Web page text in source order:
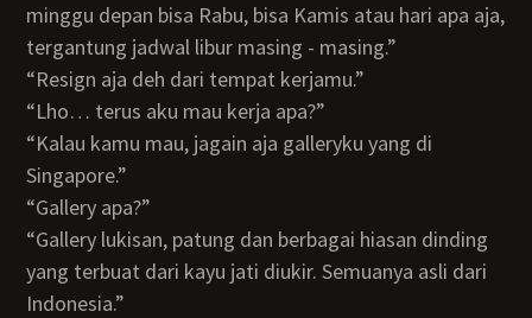
minggu depan bisa Rabu, bisa Kamis atau hari apa aja,
tergantung jadwal libur masing - masing.”
“Resign aja deh dari tempat kerjamu.”
“Lho… terus aku mau kerja apa?”
“Kalau kamu mau, jagain aja galleryku yang di
Singapore.”
“Gallery apa?”
“Gallery lukisan, patung dan berbagai hiasan dinding
yang terbuat dari kayu jati diukir. Semuanya asli dari
Indonesia.”